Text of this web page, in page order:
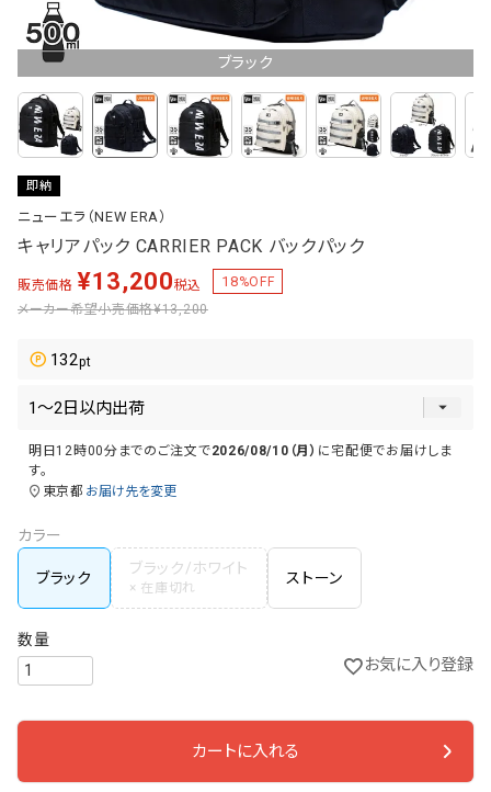
ブラック
即納
ニューエラ（NEW ERA）
キャリアパック CARRIER PACK バックパック
販売価格 ¥13,200税込 18%OFF
メーカー希望小売価格¥13,200
132
明日12時00分 までのご注文で2026/08/10（月） に宅配便でお届けしま
す。
東京都 お届け先を変更
カラー
ブラック
ブラック/ホワイト
ストーン
お気に入り登録
カートに入れる